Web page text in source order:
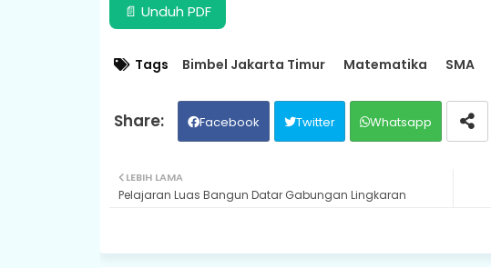
📄 Unduh PDF
Tags Bimbel Jakarta Timur Matematika SMA
Facebook Twitter Whatsapp
LEBIH LAMA
Pelajaran Luas Bangun Datar Gabungan Lingkaran